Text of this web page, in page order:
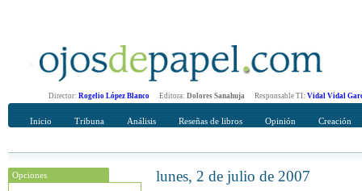
Director: Rogelio López Blanco Editora: Dolores Sanahuja Responsable TI: Vidal Vidal
Inicio Tribuna Análisis Reseñas de libros Opinión Creación
Opciones
Recomendar
lunes, 2 de julio de 2007